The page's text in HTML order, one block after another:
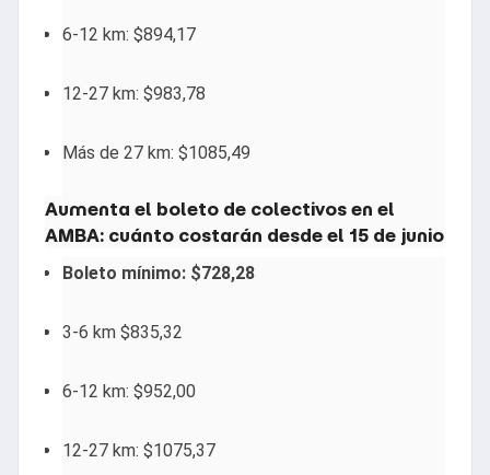
6-12 km: $894,17
12-27 km: $983,78
Más de 27 km: $1085,49
Aumenta el boleto de colectivos en el
AMBA: cuánto costarán desde el 15 de junio
Boleto mínimo: $728,28
3-6 km $835,32
6-12 km: $952,00
12-27 km: $1075,37